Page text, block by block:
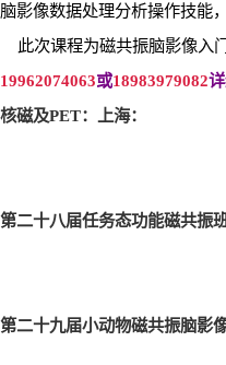
脑影像数据处理分析操作技能
此次课程为磁共振脑影像入
19962074063或18983979082
核磁及PET：上海：
第二十八届任务态功能磁共振
第二十九届小动物磁共振脑影